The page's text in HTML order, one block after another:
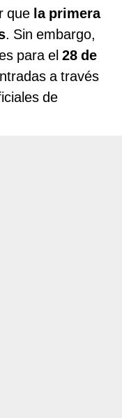
que la primera
. Sin embargo,
para el 28 de
a través
de